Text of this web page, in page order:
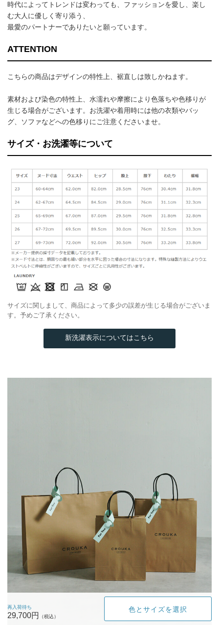
時代によってトレンドは変わっても、ファッションを愛し、楽し
む大人に優しく寄り添う、
最愛のパートナーでありたいと願っています。
ATTENTION
こちらの商品はデザインの特性上、裾直しは致しかねます。
素材および染色の特性上、水濡れや摩擦により色落ちや色移りが
生じる場合がございます。お洗濯や着用時には他の衣類やバッ
グ、ソファなどへの色移りにご注意くださいませ。
サイズ・お洗濯等について
サイズに関しまして、商品によって多少の誤差が生じる場合がございま
す。予めご了承ください。
新洗濯表示についてはこちら
再入荷待ち
29,700円
色とサイズを選択